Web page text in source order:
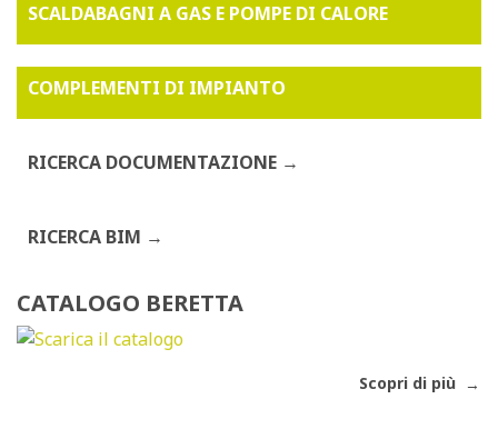
SCALDABAGNI A GAS E POMPE DI CALORE
COMPLEMENTI DI IMPIANTO
RICERCA DOCUMENTAZIONE
RICERCA BIM
CATALOGO BERETTA
Scopri di più